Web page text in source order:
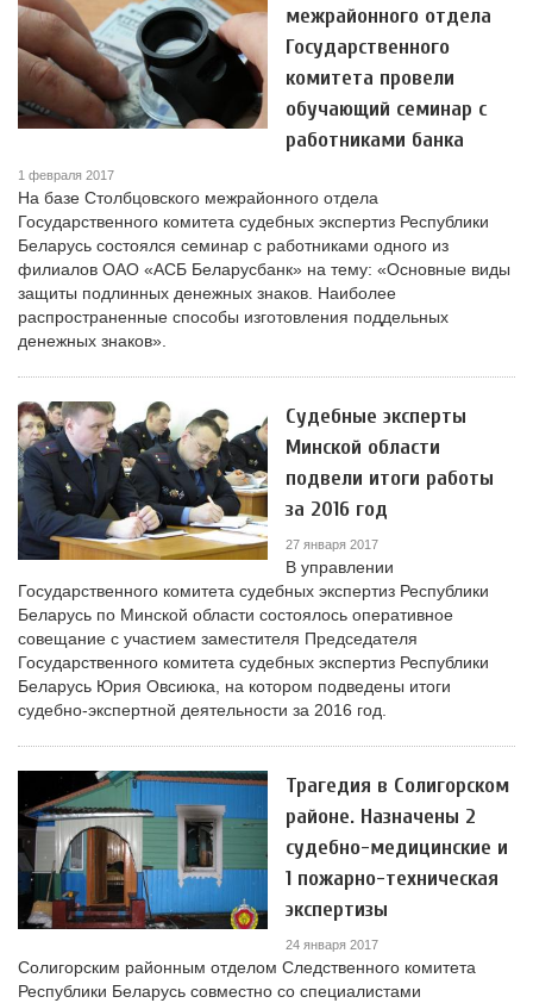
межрайонного отдела
Государственного
комитета провели
обучающий семинар с
работниками банка
1 февраля 2017
На базе Столбцовского межрайонного отдела
Государственного комитета судебных экспертиз Республики
Беларусь состоялся семинар с работниками одного из
филиалов ОАО «АСБ Беларусбанк» на тему: «Основные виды
защиты подлинных денежных знаков. Наиболее
распространенные способы изготовления поддельных
денежных знаков».
Судебные эксперты
Минской области
подвели итоги работы
за 2016 год
27 января 2017
В управлении
Государственного комитета судебных экспертиз Республики
Беларусь по Минской области состоялось оперативное
совещание с участием заместителя Председателя
Государственного комитета судебных экспертиз Республики
Беларусь Юрия Овсиюка, на котором подведены итоги
судебно-экспертной деятельности за 2016 год.
Трагедия в Солигорском
районе. Назначены 2
судебно-медицинские и
1 пожарно-техническая
экспертизы
24 января 2017
Солигорским районным отделом Следственного комитета
Республики Беларусь совместно со специалистами